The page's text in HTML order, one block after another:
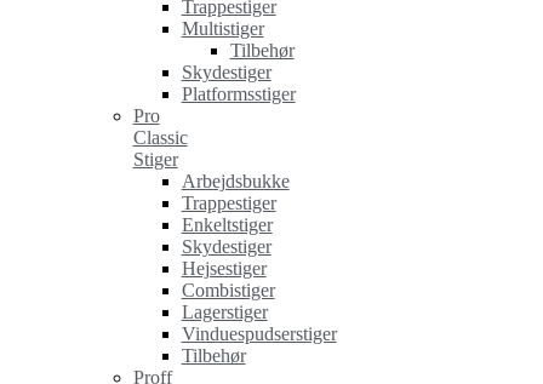
Trappestiger
Multistiger
Tilbehør
Skydestiger
Platformsstiger
Pro
Classic
Stiger
Arbejdsbukke
Trappestiger
Enkeltstiger
Skydestiger
Hejsestiger
Combistiger
Lagerstiger
Vinduespudserstiger
Tilbehør
Proff